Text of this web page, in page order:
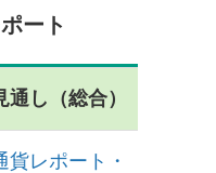
ート
し（総合）
貨レポート・